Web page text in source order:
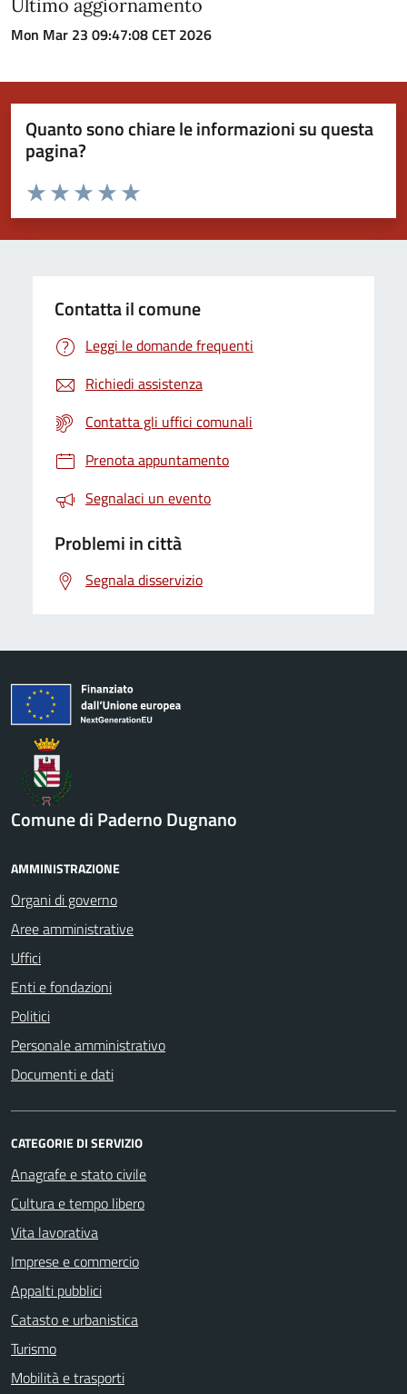
Ultimo aggiornamento
Mon Mar 23 09:47:08 CET 2026
Quanto sono chiare le informazioni su questa
pagina?
Valuta da 1 a 5 stelle la pagina
Valuta 5 stelle su 5
Valuta 4 stelle su 5
Valuta 3 stelle su 5
Valuta 2 stelle su 5
Valuta 1 stelle su 5
Contatta il comune
Leggi le domande frequenti
Richiedi assistenza
Contatta gli uffici comunali
Prenota appuntamento
Segnalaci un evento
Problemi in città
Segnala disservizio
Comune di Paderno Dugnano
AMMINISTRAZIONE
Organi di governo
Aree amministrative
Uffici
Enti e fondazioni
Politici
Personale amministrativo
Documenti e dati
CATEGORIE DI SERVIZIO
Anagrafe e stato civile
Cultura e tempo libero
Vita lavorativa
Imprese e commercio
Appalti pubblici
Catasto e urbanistica
Turismo
Mobilità e trasporti